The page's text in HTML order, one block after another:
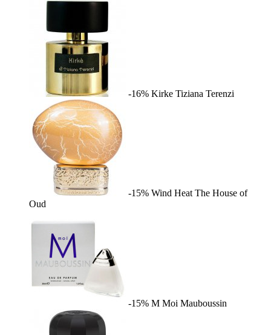
-16% Kirke Tiziana Terenzi
-15% Wind Heat The House of
Oud
-15% M Moi Mauboussin